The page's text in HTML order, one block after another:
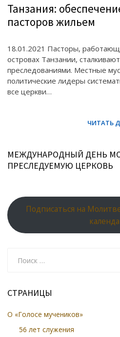
Танзания:
пасторов жильем
18.01.2021 Пасторы,
островах Танзании,
преследованиями. Местные
политические лидеры
все церкви…
МЕЖДУНАРОДНЫЙ ДЕНЬ
ПРЕСЛЕДУЕМУЮ ЦЕРКОВЬ
Подписаться на
СТРАНИЦЫ
О «Голосе мучеников»
56 лет служения